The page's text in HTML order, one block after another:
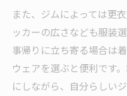
また、ジムによっては更
ッカーの広さなども服装
事帰りに立ち寄る場合は
ウェアを選ぶと便利です
にしながら、自分らしい